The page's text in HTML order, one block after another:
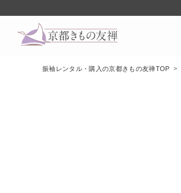
振袖レンタル・購入の京都きもの友禅TOP